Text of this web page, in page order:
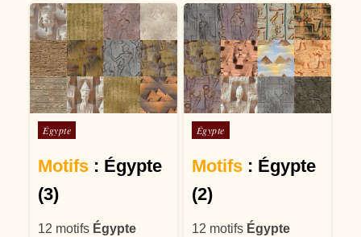
Posté dans
Égypte
Motifs : Égypte
(3)
12 motifs Égypte
Posté dans
Égypte
Motifs: Égypte
(2)
12 motifs Égypte